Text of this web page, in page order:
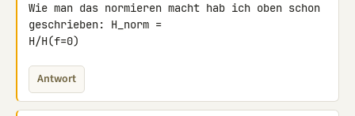
Wie man das normieren macht hab ich oben schon
geschrieben: H_norm =
H/H(f=0)
Antwort